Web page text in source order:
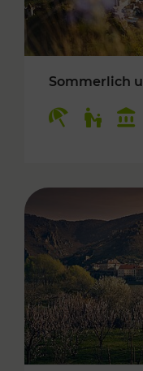
Sommerlich